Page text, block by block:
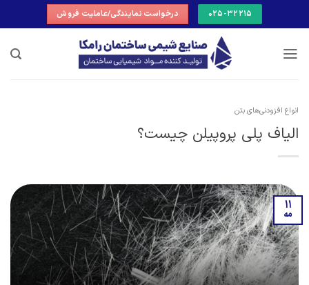
to
025-32215 درخواست نمایندگی/عاملیت فروش
انواع افزودنی‌های بتن
الیاف پلی پروپیلن چیست؟
11
مه